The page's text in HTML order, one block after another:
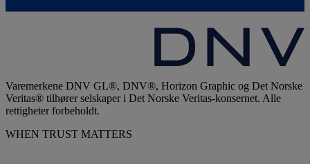
Varemerkene DNV GL®, DNV®, Horizon Graphic og Det Norske
Veritas® tilhører selskaper i Det Norske Veritas-konsernet. Alle
rettigheter forbeholdt.
WHEN TRUST MATTERS